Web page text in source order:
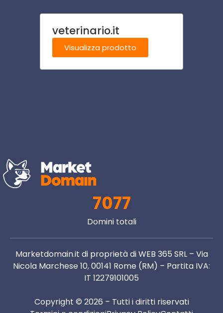
veterinario.it
Visualizza prodotto
7077
Domini totali
Marketdomain.it di proprietà di WEB 365 SRL – Via
Nicola Marchese 10, 00141 Rome (RM) – Partita IVA:
IT 12279101005
Copyright © 2026 – Tutti i diritti riservati